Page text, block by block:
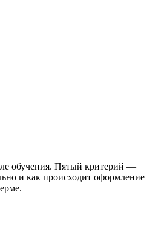
обучения. Пятый критерий —
и как происходит оформление